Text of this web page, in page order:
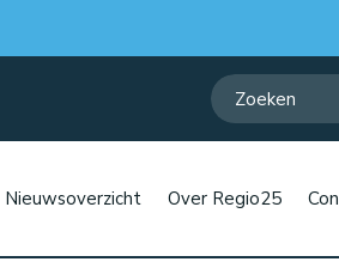
Nieuwsoverzicht Over Regio25